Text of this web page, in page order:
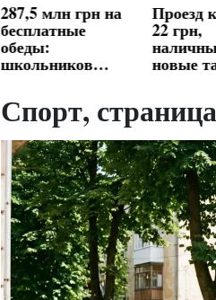
287,5 млн грн на
бесплатные
обеды:
школьников
горячим с
сентября
Проезд
22 грн,
новые
штраф
Спорт,